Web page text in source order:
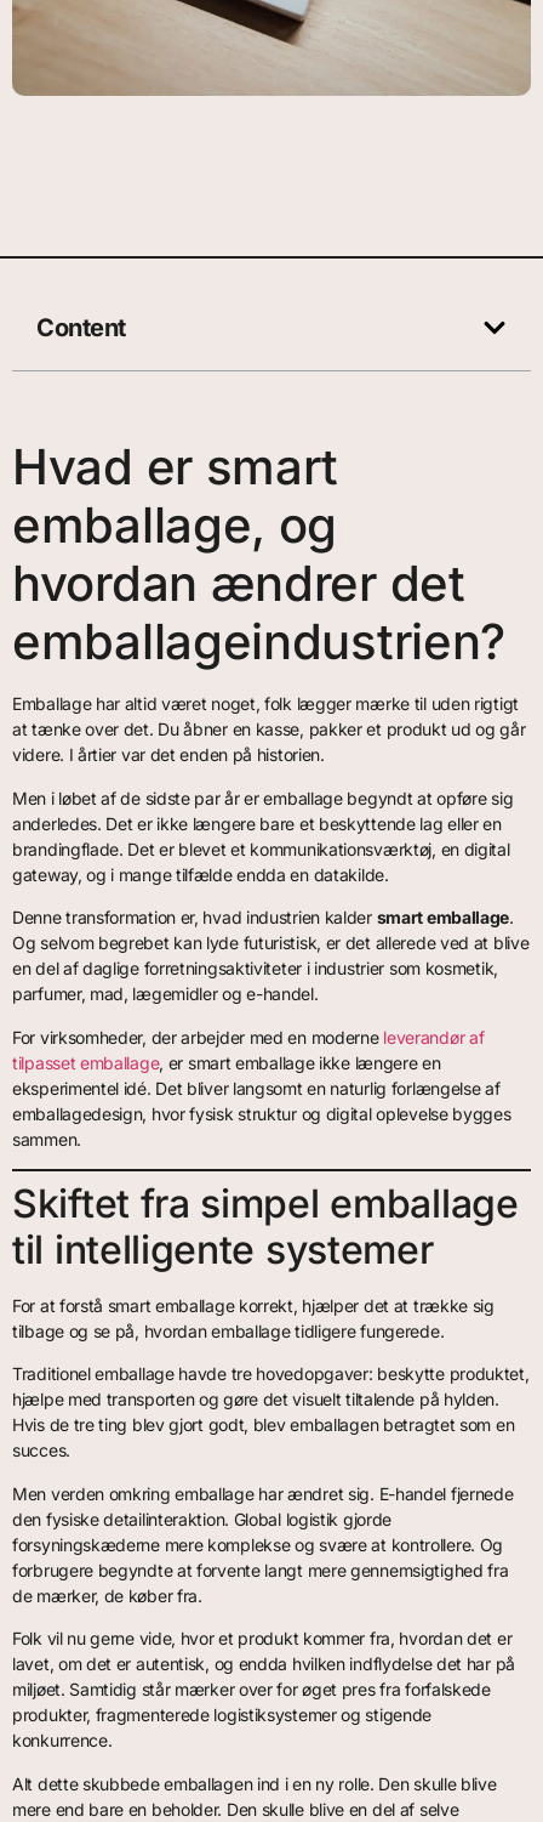
Content
Hvad er smart
emballage, og
hvordan ændrer det
emballageindustrien?
Emballage har altid været noget, folk lægger mærke til uden rigtigt
at tænke over det. Du åbner en kasse, pakker et produkt ud og går
videre. I årtier var det enden på historien.
Men i løbet af de sidste par år er emballage begyndt at opføre sig
anderledes. Det er ikke længere bare et beskyttende lag eller en
brandingflade. Det er blevet et kommunikationsværktøj, en digital
gateway, og i mange tilfælde endda en datakilde.
Denne transformation er, hvad industrien kalder smart emballage.
Og selvom begrebet kan lyde futuristisk, er det allerede ved at blive
en del af daglige forretningsaktiviteter i industrier som kosmetik,
parfumer, mad, lægemidler og e-handel.
For virksomheder, der arbejder med en moderne leverandør af
tilpasset emballage, er smart emballage ikke længere en
eksperimentel idé. Det bliver langsomt en naturlig forlængelse af
emballagedesign, hvor fysisk struktur og digital oplevelse bygges
sammen.
Skiftet fra simpel emballage
til intelligente systemer
For at forstå smart emballage korrekt, hjælper det at trække sig
tilbage og se på, hvordan emballage tidligere fungerede.
Traditionel emballage havde tre hovedopgaver: beskytte produktet,
hjælpe med transporten og gøre det visuelt tiltalende på hylden.
Hvis de tre ting blev gjort godt, blev emballagen betragtet som en
succes.
Men verden omkring emballage har ændret sig. E-handel fjernede
den fysiske detailinteraktion. Global logistik gjorde
forsyningskæderne mere komplekse og svære at kontrollere. Og
forbrugere begyndte at forvente langt mere gennemsigtighed fra
de mærker, de køber fra.
Folk vil nu gerne vide, hvor et produkt kommer fra, hvordan det er
lavet, om det er autentisk, og endda hvilken indflydelse det har på
miljøet. Samtidig står mærker over for øget pres fra forfalskede
produkter, fragmenterede logistiksystemer og stigende
konkurrence.
Alt dette skubbede emballagen ind i en ny rolle. Den skulle blive
mere end bare en beholder. Den skulle blive en del af selve